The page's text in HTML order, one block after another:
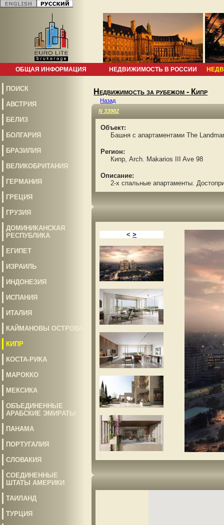
ОБЩАЯ ИНФОРМАЦИЯ НЕДВИЖИМОСТЬ В РОССИИ
ПОИСК
АВСТРИЯ
БЕЛИЗ
БОЛГАРИЯ
БРАЗИЛИЯ
ВЕЛИКОБРИТАНИЯ
ГЕРМАНИЯ
ГРЕЦИЯ
ГРУЗИЯ
ДОМИНИКАНСКАЯ
РЕСПУБЛИКА
ЕГИПЕТ
ИЗРАИЛЬ
ИНДОНЕЗИЯ
ИСПАНИЯ
ИТАЛИЯ
КАЙМАНОВЫ ОСТРОВА
КИПР
КОСТА-РИКА
МАРОККО
МЕКСИКА
ОБЪЕДИНЕННЫЕ
АРАБСКИЕ ЭМИРАТЫ
ПАНАМА
ПОРТУГАЛИЯ
СЛОВАКИЯ
СОЕДИНЕННЫЕ
ШТАТЫ АМЕРИКИ
ТАИЛАНД
ТУРЦИЯ
Недвижимость за рубежом - Кипр
Назад
N 33982
Объект:
Башня с апартаментами The
Регион:
Кипр, Arch. Makarios III Ave 98
Описание:
2-х спальные апартаменты.
< >